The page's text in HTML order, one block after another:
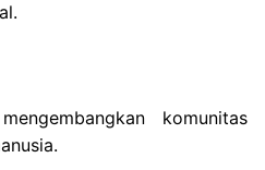
komunitas